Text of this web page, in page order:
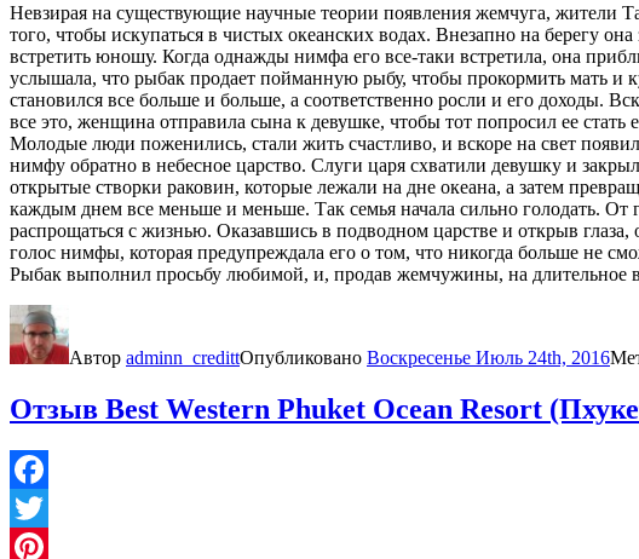
Невзирая на существующие научные теории появления жемчуга, жители
того, чтобы искупаться в чистых океанских водах. Внезапно на берегу
встретить юношу. Когда однажды нимфа его все-таки встретила, она
услышала, что рыбак продает пойманную рыбу, чтобы прокормить мать и
становился все больше и больше, а соответственно росли и его доходы.
все это, женщина отправила сына к девушке, чтобы тот попросил ее
Молодые люди поженились, стали жить счастливо, и вскоре на свет
нимфу обратно в небесное царство. Слуги царя схватили девушку и
открытые створки раковин, которые лежали на дне океана, а затем
каждым днем все меньше и меньше. Так семья начала сильно голодать.
распрощаться с жизнью. Оказавшись в подводном царстве и открыв
голос нимфы, которая предупреждала его о том, что никогда больше не
Рыбак выполнил просьбу любимой, и, продав жемчужины, на длительное
Автор adminn_credittОпубликовано Воскресенье Июль 24th, 2016
Отзыв Best Western Phuket Ocean Resort
Facebook
Twitter